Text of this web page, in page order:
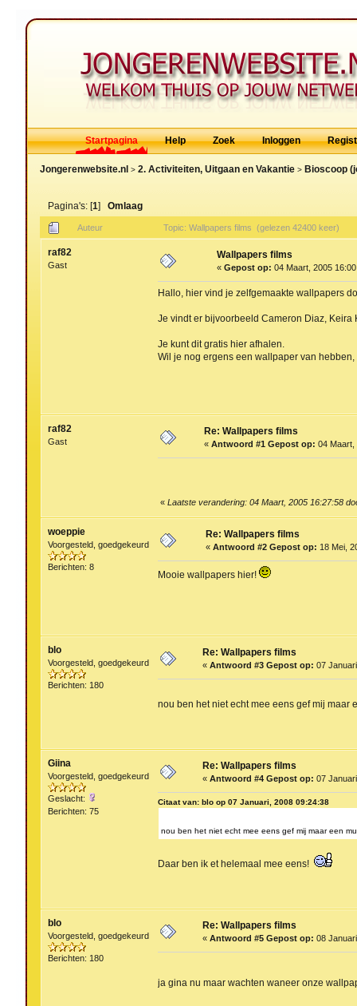
Startpagina Help Zoek Inloggen
Jongerenwebsite.nl > 2. Activiteiten, Uitgaan en Vakantie > Bioscoop
Pagina's: [1] Omlaag
Auteur Topic: Wallpapers films (gelezen 42400 keer)
raf82
Gast
Wallpapers films
« Gepost op: 04 Maart, 2005
Hallo, hier vind je zelfgemaakte wallpapers
Je vindt er bijvoorbeeld Cameron Diaz, Keira
Je kunt dit gratis hier afhalen.
Wil je nog ergens een wallpaper van
raf82
Gast
Re: Wallpapers films
« Antwoord #1 Gepost op: 04 Maart,
« Laatste verandering: 04 Maart, 2005 16:27:58
woeppie
Voorgesteld, goedgekeurd
Berichten: 8
Re: Wallpapers films
« Antwoord #2 Gepost op: 18 Mei,
Mooie wallpapers hier!
blo
Voorgesteld, goedgekeurd
Berichten: 180
Re: Wallpapers films
« Antwoord #3 Gepost op: 07
nou ben het niet echt mee eens gef mij maar
Giina
Voorgesteld, goedgekeurd
Geslacht:
Berichten: 75
Re: Wallpapers films
« Antwoord #4 Gepost op: 07
Citaat van: blo op 07 Januari, 2008 09:24:38
nou ben het niet echt mee eens gef mij maar een
Daar ben ik et helemaal mee eens!
blo
Voorgesteld, goedgekeurd
Berichten: 180
Re: Wallpapers films
« Antwoord #5 Gepost op: 08
ja gina nu maar wachten waneer onze